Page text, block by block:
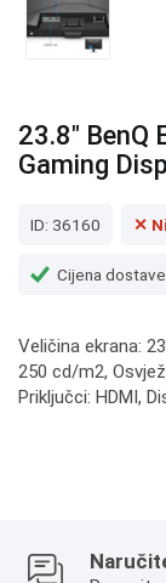
23.8" BenQ
Gaming
ID: 36160 ✕
Cijena
Veličina ekrana:
250 cd/m2,
Priključci: HDMI,